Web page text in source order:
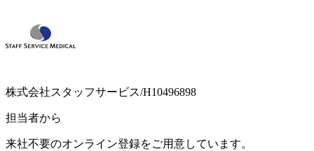
株式会社スタッフサービス/H10496898
担当者から
来社不要のオンライン登録をご用意しています。